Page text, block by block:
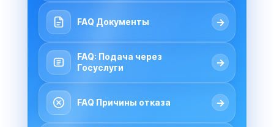
FAQ Документы →
FAQ: Подача через
Госуслуги
→
FAQ Причины отказа →